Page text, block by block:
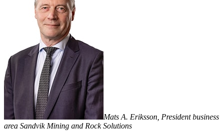
Mats A. Eriksson, President business
area Sandvik Mining and Rock Solutions